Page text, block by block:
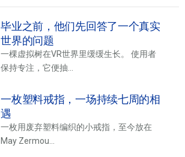
毕业之前，他们先回答了一个真实
世界的问题
一棵虚拟树在VR世界里缓缓生长。 使用者
保持专注，它便抽...
一枚塑料戒指，一场持续七周的相
遇
一枚用废弃塑料编织的小戒指，至今放在
May Zermou...